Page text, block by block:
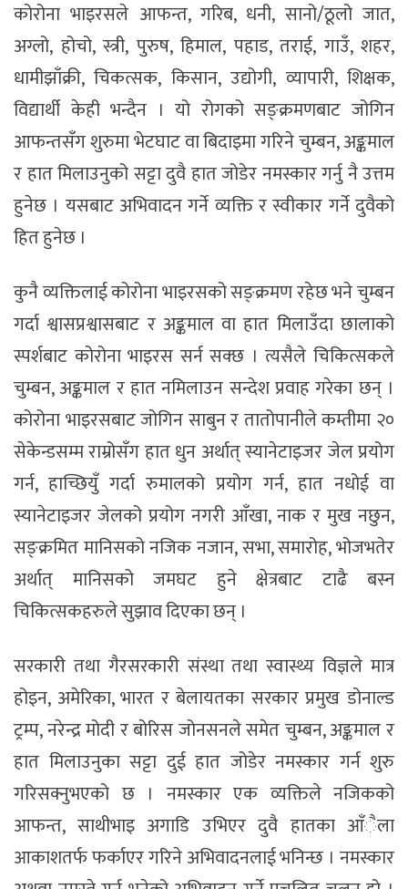
कोरोना भाइरसले आफन्त, गरिब, धनी, सानो/ठूलो जात,
अग्लो, होचो, स्त्री, पुरुष, हिमाल, पहाड, तराई, गाउँ, शहर,
धामीझाँक्री, चिकत्सक, किसान, उद्योगी, व्यापारी, शिक्षक,
विद्यार्थी केही भन्दैन । यो रोगको सङ्क्रमणबाट जोगिन
आफन्तसँग शुरुमा भेटघाट वा बिदाइमा गरिने चुम्बन, अङ्कमाल
र हात मिलाउनुको सट्टा दुवै हात जोडेर नमस्कार गर्नु नै उत्तम
हुनेछ । यसबाट अभिवादन गर्ने व्यक्ति र स्वीकार गर्ने दुवैको
हित हुनेछ ।
कुनै व्यक्तिलाई कोरोना भाइरसको सङ्क्रमण रहेछ भने चुम्बन
गर्दा श्वासप्रश्वासबाट र अङ्कमाल वा हात मिलाउँदा छालाको
स्पर्शबाट कोरोना भाइरस सर्न सक्छ । त्यसैले चिकित्सकले
चुम्बन, अङ्कमाल र हात नमिलाउन सन्देश प्रवाह गरेका छन् ।
कोरोना भाइरसबाट जोगिन साबुन र तातोपानीले कम्तीमा २०
सेकेन्डसम्म राम्रोसँग हात धुन अर्थात् स्यानेटाइजर जेल प्रयोग
गर्न, हाच्छियुँ गर्दा रुमालको प्रयोग गर्न, हात नधोई वा
स्यानेटाइजर जेलको प्रयोग नगरी आँखा, नाक र मुख नछुन,
सङ्क्रमित मानिसको नजिक नजान, सभा, समारोह, भोजभतेर
अर्थात् मानिसको जमघट हुने क्षेत्रबाट टाढै बस्न
चिकित्सकहरुले सुझाव दिएका छन् ।
सरकारी तथा गैरसरकारी संस्था तथा स्वास्थ्य विज्ञले मात्र
होइन, अमेरिका, भारत र बेलायतका सरकार प्रमुख डोनाल्ड
ट्रम्प, नरेन्द्र मोदी र बोरिस जोनसनले समेत चुम्बन, अङ्कमाल र
हात मिलाउनुका सट्टा दुई हात जोडेर नमस्कार गर्न शुरु
गरिसक्नुभएको छ । नमस्कार एक व्यक्तिले नजिकको
आफन्त, साथीभाइ अगाडि उभिएर दुवै हातका आँैला
आकाशतर्फ फर्काएर गरिने अभिवादनलाई भनिन्छ । नमस्कार